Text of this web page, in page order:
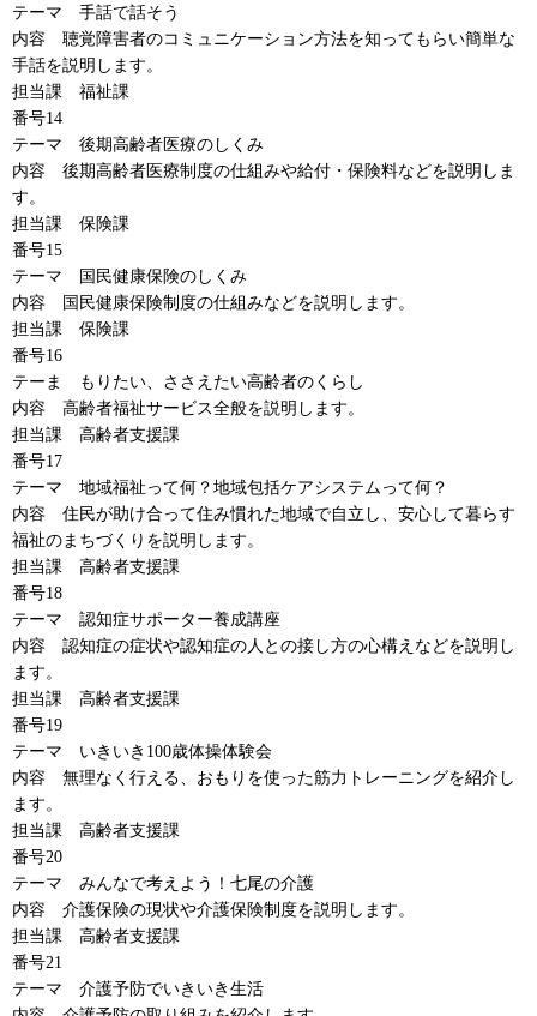
テーマ
手話で話そう
内容
聴覚障害者のコミュニケーション方法を知ってもらい簡単な
手話を説明します。
担当課
福祉課
番号14
テーマ
後期高齢者医療のしくみ
内容
後期高齢者医療制度の仕組みや給付・保険料などを説明しま
す。
担当課
保険課
番号15
テーマ
国民健康保険のしくみ
内容
国民健康保険制度の仕組みなどを説明します。
担当課
保険課
番号16
テーま
もりたい 、ささえたい高齢者のくらし
内容
高齢者福祉サービス全般を説明します。
担当課
高齢者支援課
番号17
テーマ
地域福祉 って何？地域包括ケアシステムって何？
内容
住民が助け合って住み慣れた地域で自立し、安心して暮らす
福祉のまちづくりを説明します。
担当課
高齢者支援課
番号18
テーマ
認知症サポーター養成講座
内容
認知症の症状や認知症の人との接し方の心構えなどを説明し
ます。
担当課
高齢者支援課
番号19
テーマ
いきいき 100歳体操体験会
内容
無理なく行える 、おもりを使った筋力トレーニングを紹介し
ます。
担当課
高齢者支援課
番号20
テーマ
みんなで考えよう！七尾の介護
内容
介護保険の現状や介護保険制度を説明します。
担当課
高齢者支援課
番号21
テーマ
介護予防でいきいき生活